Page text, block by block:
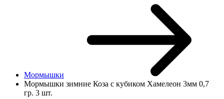
Мормышки
Мормышки зимние Коза с кубиком Хамелеон 3мм 0,7
гр. 3 шт.